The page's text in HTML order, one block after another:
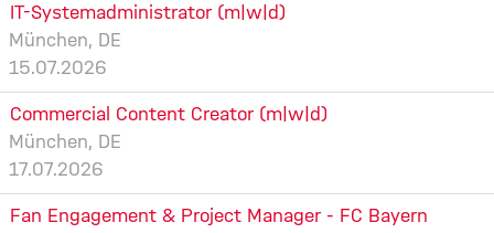
IT-Systemadministrator (m|w|d)
München, DE
15.07.2026
Commercial Content Creator (m|w|d)
München, DE
17.07.2026
Fan Engagement & Project Manager - FC Bayern